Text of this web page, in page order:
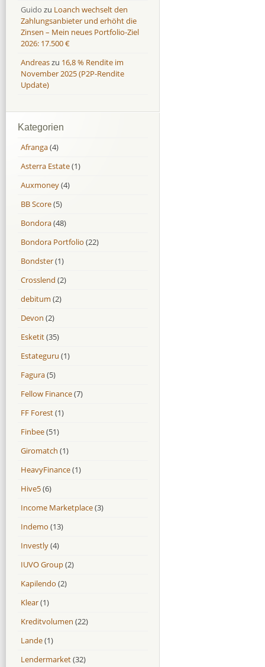
Guido zu Loanch wechselt den
Zahlungsanbieter und erhöht die
Zinsen – Mein neues Portfolio-Ziel
2026: 17.500 €
Andreaszu 16,8 % Rendite im
November 2025 (P2P-Rendite
Update)
Kategorien
Afranga(4)
Asterra Estate(1)
Auxmoney(4)
BB Score(5)
Bondora(48)
Bondora Portfolio (22)
Bondster(1)
Crosslend (2)
debitum (2)
Devon (2)
Esketit(35)
Estateguru (1)
Fagura(5)
Fellow Finance(7)
FF Forest(1)
Finbee(51)
Giromatch (1)
HeavyFinance(1)
Hive5(6)
Income Marketplace(3)
Indemo (13)
Investly(4)
IUVO Group(2)
Kapilendo (2)
Klear(1)
Kreditvolumen (22)
Lande(1)
Lendermarket(32)